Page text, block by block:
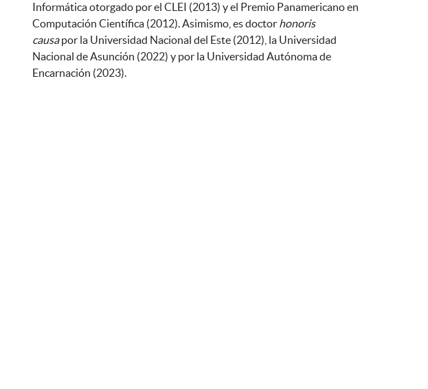
Informática otorgado por el CLEI (2013) y el Premio Panamericano en
Computación Científica (2012). Asimismo, es doctor honoris
causapor la Universidad Nacional del Este (2012), la Universidad
Nacional de Asunción (2022) y por la Universidad Autónoma de
Encarnación (2023).